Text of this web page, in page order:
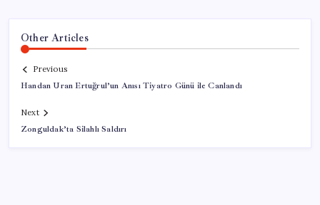
Other Articles
Previous
Handan Uran Ertuğrul’un Anısı Tiyatro Günü ile Canlandı
Next
Zonguldak’ta Silahlı Saldırı